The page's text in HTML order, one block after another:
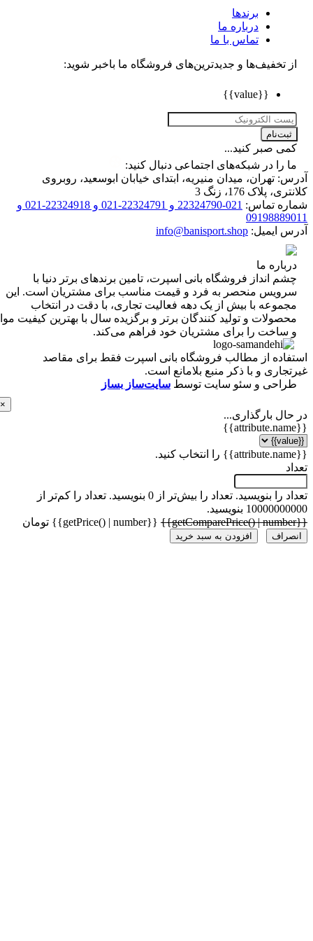
برندها
درباره ما
تماس با ما
تخفیف‌ها و جدیدترین‌های فروشگاه ما باخبر شوید:
صبر کنید...
را در شبکه‌های اجتماعی دنبال کنید:
تهران، میدان منیریه، ابتدای خیابان ابوسعید، روبروی
پلاک 176، زنگ 3
تماس:
021-22324790 و 22324791-021 و 22324918-021 و
ایمیل: info@banisport.shop
ما
انداز فروشگاه‌ بانی اسپرت، تامین برندهای برتر دنیا با
منحصر به فرد و قیمت مناسب برای مشتریان است. این
با بیش از یک دهه فعالیت تجاری، با دقت در انتخاب
و تولید کنندگان برتر و برگزیده سال با بهترین کیفیت مواد
را برای مشتریان خود فراهم می‌کند.
از مطالب فروشگاه بانی اسپرت فقط برای مقاصد
و با ذکر منبع بلامانع است.
و سئو سایت توسطسایت‌ساز بساز
بارگذاری...
را بنویسید.تعداد را بیش‌تر از 0 بنویسید.
تعداد را کم‌تر از
بنویسید.
{{getPrice() | number}} تومان
افزودن به سبد خرید